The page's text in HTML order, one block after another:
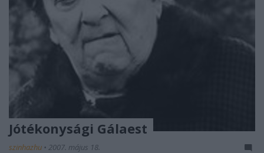
Jótékonysági Gálaest
szinhazhu • 2007. május 18.